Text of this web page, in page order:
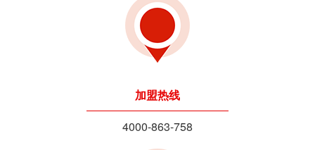
加盟热线
4000-863-758